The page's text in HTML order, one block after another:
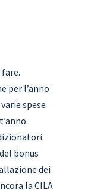
per l’anno
spese
bonus
dei
la CILA